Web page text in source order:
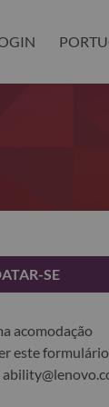
SE
acomodação
este